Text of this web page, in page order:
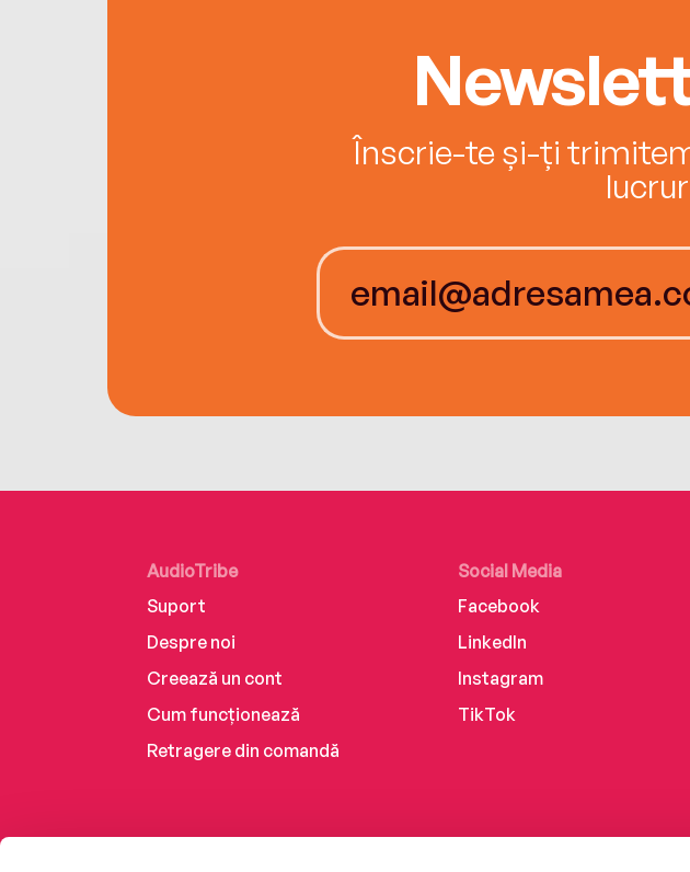
Înscrie-te și-ți
AudioTribe
Suport
Despre noi
Creează un cont
Cum funcționează
Retragere din comandă
Social Media
Facebook
LinkedIn
Instagram
TikTok